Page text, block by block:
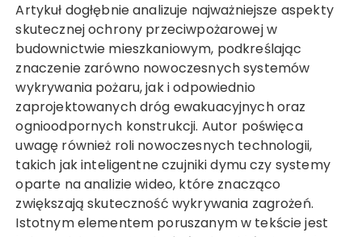
Artykuł dogłębnie analizuje najważniejsze aspekty
skutecznej ochrony przeciwpożarowej w
budownictwie mieszkaniowym, podkreślając
znaczenie zarówno nowoczesnych systemów
wykrywania pożaru, jak i odpowiednio
zaprojektowanych dróg ewakuacyjnych oraz
ognioodpornych konstrukcji. Autor poświęca
uwagę również roli nowoczesnych technologii,
takich jak inteligentne czujniki dymu czy systemy
oparte na analizie wideo, które znacząco
zwiększają skuteczność wykrywania zagrożeń.
Istotnym elementem poruszanym w tekście jest